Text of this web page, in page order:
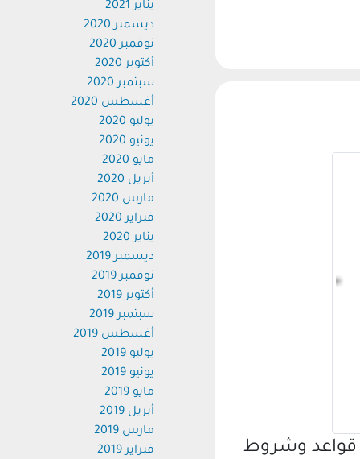
وشروط
يناير 2021
ديسمبر 2020
نوفمبر 2020
أكتوبر 2020
سبتمبر 2020
أغسطس 2020
يوليو 2020
يونيو 2020
مايو 2020
أبريل 2020
مارس 2020
فبراير 2020
يناير 2020
ديسمبر 2019
نوفمبر 2019
أكتوبر 2019
سبتمبر 2019
أغسطس 2019
يوليو 2019
يونيو 2019
مايو 2019
أبريل 2019
مارس 2019
فبراير 2019